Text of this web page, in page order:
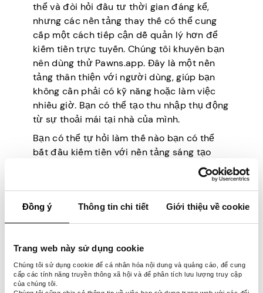
Đồng ý Thông tin chi tiết Giới thiệu về cookie
Trang web này sử dụng cookie
Chúng tôi sử dụng cookie để cá nhân hóa nội dung và quảng cáo, để cung
cấp các tính năng truyền thông xã hội và để phân tích lưu lượng truy cập
của chúng tôi.
thể và đòi hỏi đầu tư thời gian đáng kể,
nhưng các nền tảng thay thế có thể cung
cấp một cách tiếp cận dễ quản lý hơn để
kiếm tiền trực tuyến. Chúng tôi khuyên bạn
nên dùng thử Pawns.app. Đây là một nền
tảng thân thiện với người dùng, giúp bạn
không cần phải có kỹ năng hoặc làm việc
nhiều giờ. Bạn có thể tạo thu nhập thụ động
từ sự thoải mái tại nhà của mình.
Bạn có thể tự hỏi làm thế nào bạn có thể
bắt đầu kiếm tiền với nền tảng sáng tạo
này. Với ứng dụng này, bất kỳ ai cũng có
thể kiếm tiền! Tất cả những gì bạn cần để
bắt đầu kiếm tiền là tạo tài khoản và tải
xuống ứng dụng. Nó đơn giản như vậy.
Pawns.app cho phép bạnchia sẻ băng
cách đó, giúp bạn kiếm lợi nhuận từ
internet mà bạn không sử dụng. Một cách
khác để kiếm tiền trên nền tảng là hoàn